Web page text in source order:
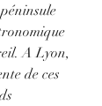
A Lyon,
de ces